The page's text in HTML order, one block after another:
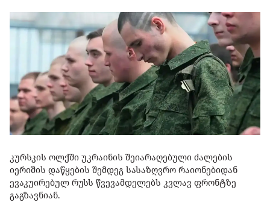
კურსკის ოლქში უკრაინის შეიარაღებული ძალების
იერიშის დაწყების შემდეგ სასაზღვრო რაიონებიდან
ევაკუირებულ რუსს წვევამდელებს კვლავ ფრონტზე
გაგზავნიან.